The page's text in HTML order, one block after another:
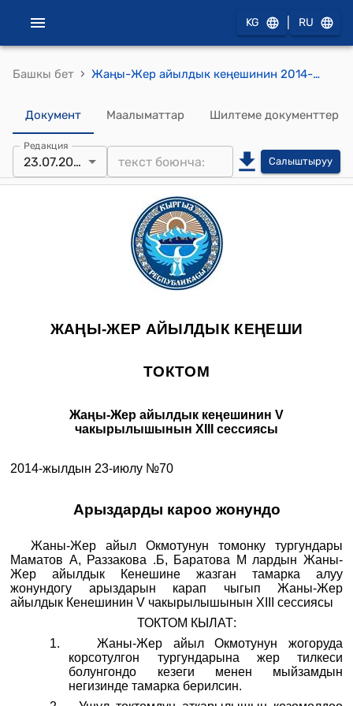
KG RU
Башкы бет › Жаңы-Жер айылдык кеңешинин 2014-жылдын 23-июлундагы №70 "Арыздарды кароо жонундо" токтому
Документ Маалыматтар Шилтеме документтер
Редакция
23.07.2014 Салыштыруу